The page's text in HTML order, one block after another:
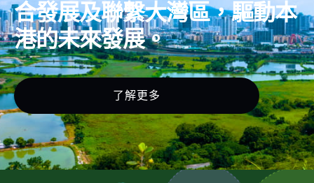
合發展及聯繫大灣區，驅動本
港的未來發展。
了解更多